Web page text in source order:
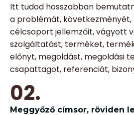
Itt tudod hosszabban
a problémát,
célcsoport jellemzőit, vágyott
szolgáltatást, terméket,
előnyt, megoldást, megoldási
csapattagot, referenciát,
02.
Meggyőző címsor, röviden